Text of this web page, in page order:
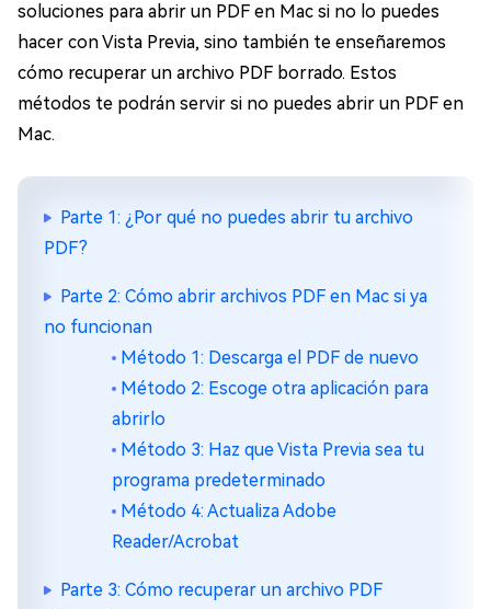
soluciones para abrir un PDF en Mac si no lo puedes
hacer con Vista Previa, sino también te enseñaremos
cómo recuperar un archivo PDF borrado. Estos
métodos te podrán servir si no puedes abrir un PDF en
Mac.
Parte 1: ¿Por qué no puedes abrir tu archivo
PDF?
Parte 2: Cómo abrir archivos PDF en Mac si ya
no funcionan
Método 1: Descarga el PDF de nuevo
Método 2: Escoge otra aplicación para
abrirlo
Método 3: Haz que Vista Previa sea tu
programa predeterminado
Método 4: Actualiza Adobe
Reader/Acrobat
Parte 3: Cómo recuperar un archivo PDF